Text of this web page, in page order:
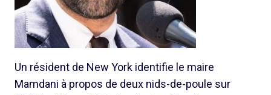
Un résident de New York identifie le maire
Mamdani à propos de deux nids-de-poule sur